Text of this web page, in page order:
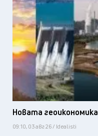
Новата геоикономика
09:10, 03 авг 26 / Idealisti